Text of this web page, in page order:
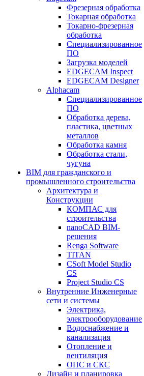
Фрезерная обработка
Токарная обработка
Токарно-фрезерная
обработка
Специализированное
ПО
Загрузка моделей
EDGECAM Inspect
EDGECAM Designer
Alphacam
Специализированное
ПО
Обработка дерева,
пластика, цветных
металлов
Обработка камня
Обработка стали,
чугуна
BIM для гражданского и
промышленного строительства
Архитектура и
Конструкции
КОМПАС для
строительства
nanoCAD BIM-
решения
Renga Software
TITAN
CSoft Model Studio
CS
Project Studio CS
Внутренние Инженерные
сети и системы
Электрика,
электрооборудование
Водоснабжение и
канализация
Отопление и
вентиляция
ОПС и СКС
Дизайн и планировка